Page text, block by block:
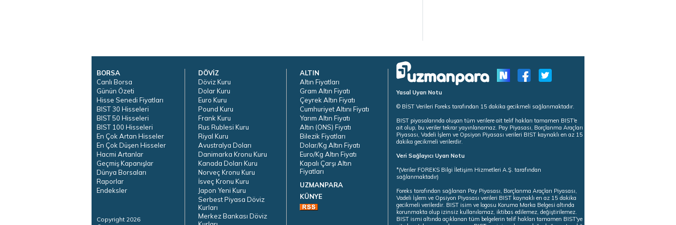
BORSA
Canlı Borsa
Günün Özeti
Hisse Senedi Fiyatları
BIST 30 Hisseleri
BIST 50 Hisseleri
BIST 100 Hisseleri
En Çok Artan Hisseler
En Çok Düşen Hisseler
Hacmi Artanlar
Geçmiş Kapanışlar
Dünya Borsaları
Raporlar
Endeksler
Copyright 2026
DÖVİZ
Döviz Kuru
Dolar Kuru
Euro Kuru
Pound Kuru
Frank Kuru
Rus Rublesi Kuru
Riyal Kuru
Avustralya Doları
Danimarka Kronu Kuru
Kanada Doları Kuru
Norveç Kronu Kuru
İsveç Kronu Kuru
Japon Yeni Kuru
Serbest Piyasa Döviz
Kurları
Merkez Bankası Döviz
ALTIN
Altın Fiyatları
Gram Altın Fiyatı
Çeyrek Altın Fiyatı
Cumhuriyet Altını Fiyatı
Yarım Altın Fiyatı
Altın (ONS) Fiyatı
Bilezik Fiyatları
Dolar/Kg Altın Fiyatı
Euro/Kg Altın Fiyatı
Kapalı Çarşı Altın
Fiyatları
UZMANPARA
KÜNYE
Yasal Uyarı Notu
© BİST Verileri Foreks tarafından 15 dakika gecikmeli sağlanmaktadır.
BIST piyasalarında oluşan tüm verilere ait telif hakları tamamen BIST'e
ait olup, bu veriler tekrar yayınlanamaz. Pay Piyasası, Borçlanma Araçları
Piyasası, Vadeli İşlem ve Opsiyon Piyasası verileri BIST kaynaklı en az 15
dakika gecikmeli verilerdir.
Veri Sağlayıcı Uyarı Notu
*(Veriler FOREKS Bilgi İletişim Hizmetleri A.Ş. tarafından
sağlanmaktadır)
Foreks tarafından sağlanan Pay Piyasası, Borçlanma Araçları Piyasası,
Vadeli İşlem ve Opsiyon Piyasası verileri BIST kaynaklı en az 15 dakika
gecikmeli verilerdir. BIST isim ve logosu Koruma Marka Belgesi altında
korunmakta olup izinsiz kullanılamaz, iktibas edilemez, değiştirilemez.
BIST ismi altında açıklanan tüm belgelerin telif hakları tamamen BIST'ye